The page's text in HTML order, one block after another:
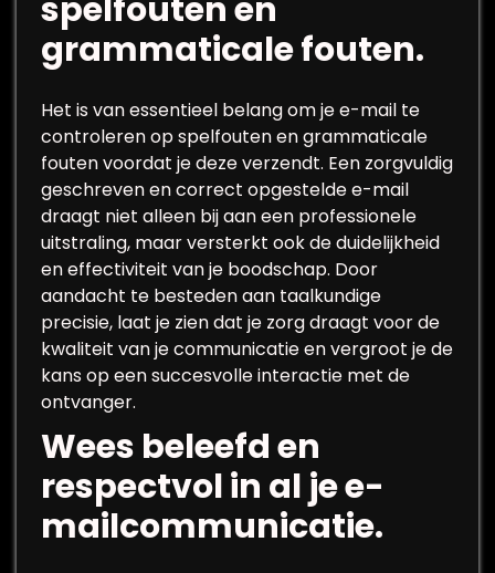
spelfouten en
grammaticale fouten.
Het is van essentieel belang om je e-mail te
controleren op spelfouten en grammaticale
fouten voordat je deze verzendt. Een zorgvuldig
geschreven en correct opgestelde e-mail
draagt niet alleen bij aan een professionele
uitstraling, maar versterkt ook de duidelijkheid
en effectiviteit van je boodschap. Door
aandacht te besteden aan taalkundige
precisie, laat je zien dat je zorg draagt voor de
kwaliteit van je communicatie en vergroot je de
kans op een succesvolle interactie met de
ontvanger.
Wees beleefd en
respectvol in al je e-
mailcommunicatie.